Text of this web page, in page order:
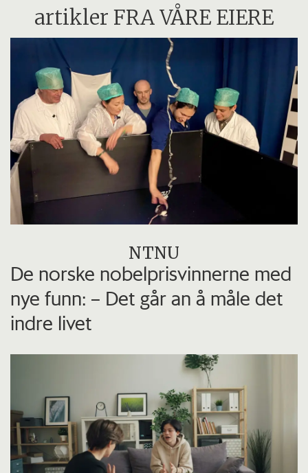
artikler FRA VÅRE EIERE
NTNU
De norske nobelprisvinnerne med
nye funn: – Det går an å måle det
indre livet